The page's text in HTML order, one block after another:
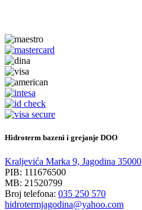
Hidroterm bazeni i grejanje DOO
Kraljevića Marka 9, Jagodina 35000
PIB: 111676500
MB: 21520799
Broj telefona: 035 250 570
hidrotermjagodina@yahoo.com